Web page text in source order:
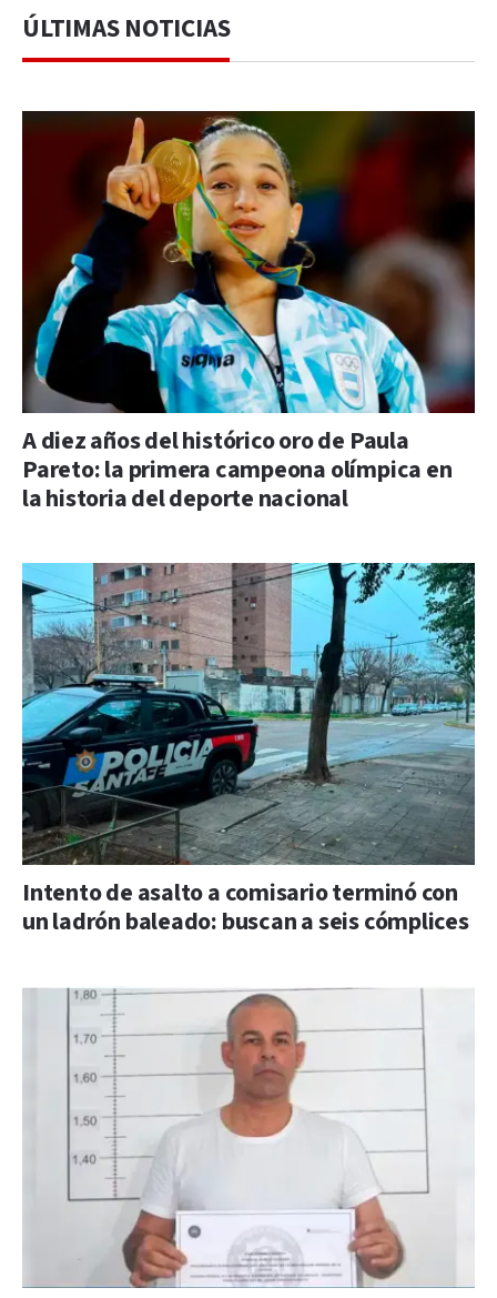
ÚLTIMAS NOTICIAS
A diez años del histórico oro de Paula
Pareto: la primera campeona olímpica en
la historia del deporte nacional
Intento de asalto a comisario terminó con
un ladrón baleado: buscan a seis cómplices